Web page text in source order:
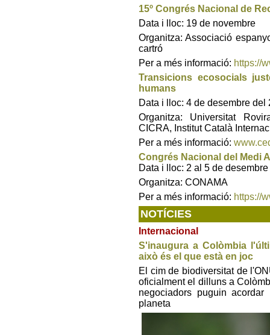
15º Congrés Nacional de
Data i lloc: 19 de novembre
Organitza: Associació
cartró
Per a més informació: https://
Transicions ecosocials
humans
Data i lloc: 4 de desembre
Organitza: Universitat
CICRA, Institut Català
Per a més informació:
Congrés Nacional del Medi
Data i lloc: 2 al 5 de
Organitza: CONAMA
Per a més informació: https://
NOTÍCIES
Internacional
S'inaugura a Colòmbia
això és el que està en joc
El cim de biodiversitat de
oficialment el dilluns a
negociadors puguin
planeta